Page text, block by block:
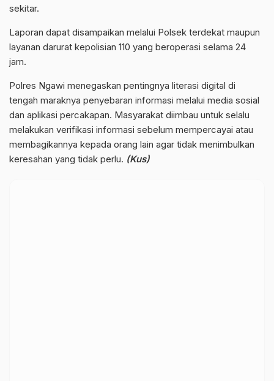
sekitar.
Laporan dapat disampaikan melalui Polsek terdekat maupun
layanan darurat kepolisian 110 yang beroperasi selama 24
jam.
Polres Ngawi menegaskan pentingnya literasi digital di
tengah maraknya penyebaran informasi melalui media sosial
dan aplikasi percakapan. Masyarakat diimbau untuk selalu
melakukan verifikasi informasi sebelum mempercayai atau
membagikannya kepada orang lain agar tidak menimbulkan
keresahan yang tidak perlu. (Kus)